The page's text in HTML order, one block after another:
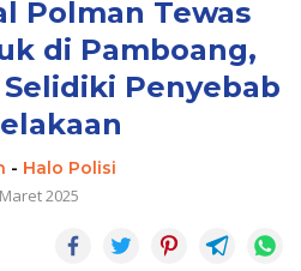
Polman Tewas
di Pamboang,
Penyebab
- Halo Polisi
2025